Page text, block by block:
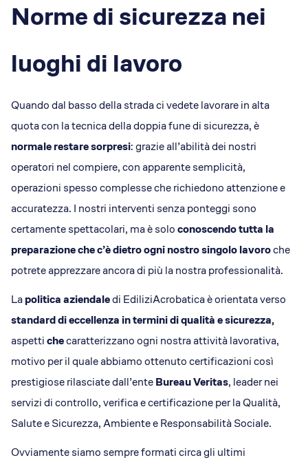
Qualità e sicurezza
Approfondimenti
Norme di sicurezza nei
luoghi di lavoro
Quando dal basso della strada ci vedete lavorare in alta
quota con la tecnica della doppia fune di sicurezza, è
normale restare sorpresi: grazie all’abilità dei nostri
operatori nel compiere, con apparente semplicità,
operazioni spesso complesse che richiedono attenzione e
accuratezza. I nostri interventi senza ponteggi sono
certamente spettacolari, ma è soloconoscendo tutta la
preparazione che c’è dietro ogni nostro singolo lavoroche
potrete apprezzare ancora di più la nostra professionalità.
Lapolitica aziendaledi EdiliziAcrobatica è orientata verso
standard di eccellenza in termini di qualità e sicurezza,
aspettichecaratterizzano ogni nostra attività lavorativa,
motivo per il quale abbiamo ottenuto certificazioni così
prestigiose rilasciate dall’enteBureau Veritas, leader nei
servizi di controllo, verifica e certificazione per la Qualità,
Salute e Sicurezza, Ambiente e Responsabilità Sociale.
Ovviamente siamo sempre formati circa gli ultimi